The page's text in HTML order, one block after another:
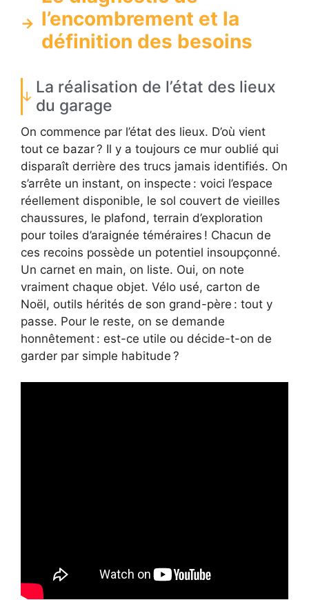
l’encombrement et la
définition des besoins
La réalisation de l’état des lieux
du garage
On commence par l’état des lieux. D’où vient
tout ce bazar ? Il y a toujours ce mur oublié qui
disparaît derrière des trucs jamais identifiés. On
s’arrête un instant, on inspecte : voici l’espace
réellement disponible, le sol couvert de vieilles
chaussures, le plafond, terrain d’exploration
pour toiles d’araignée téméraires ! Chacun de
ces recoins possède un potentiel insoupçonné.
Un carnet en main, on liste. Oui, on note
vraiment chaque objet. Vélo usé, carton de
Noël, outils hérités de son grand-père : tout y
passe. Pour le reste, on se demande
honnêtement : est-ce utile ou décide-t-on de
garder par simple habitude ?